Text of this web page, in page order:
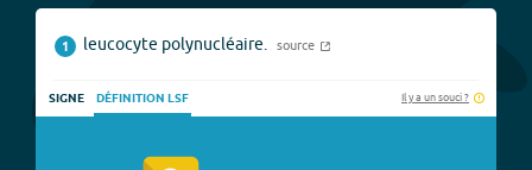
1 leucocyte polynucléaire. source
SIGNE DÉFINITION LSF Il y a un souci ?